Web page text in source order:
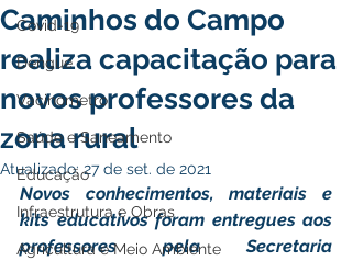
Covid-19
Dengue
Vacinômetro
Saúde e Saneamento
Educação
Infraestrutura e Obras
Agricultura e Meio Ambiente
Caminhos do Campo
realiza capacitação para
novos professores da
zona rural
Atualizado:27 de set. de 2021
Novos conhecimentos, materiais e
kits educativos foram entregues aos
professores pela Secretaria